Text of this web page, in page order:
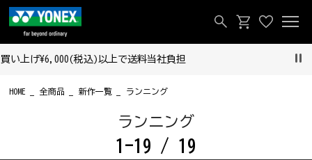
【重要なお知らせ】偽サイトにご注意ください‼
HOME 全商品 新作一覧 ランニング
ランニング
1-19 / 19